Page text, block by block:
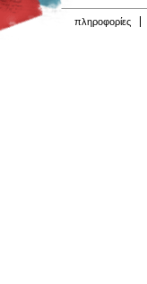
πληροφορίες